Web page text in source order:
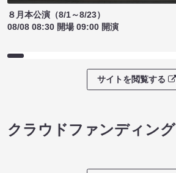
８月本公演（8/1～8/23）
08/08 08:30 開場 09:00 開演
サイトを閲覧する
クラウドファンディング